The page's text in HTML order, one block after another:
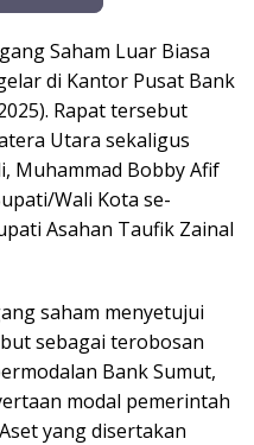
Saham Luar Biasa
di Kantor Pusat Bank
Rapat tersebut
Utara sekaligus
Muhammad Bobby Afif
Wali Kota se-
Asahan Taufik Zainal
saham menyetujui
sebagai terobosan
Bank Sumut,
modal pemerintah
yang disertakan